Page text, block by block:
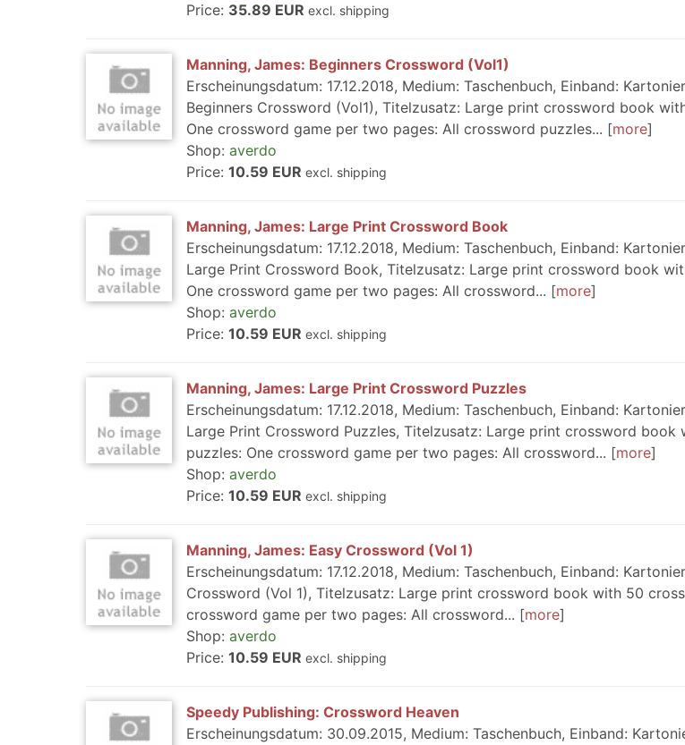
Price: 35.89 EUR excl. shipping
Manning, James: Beginners Crossword (Vol1)
Erscheinungsdatum: 17.12.2018, Medium: Taschenbuch, Einband:
Beginners Crossword (Vol1), Titelzusatz: Large print crossword book
One crossword game per two pages: All crossword puzzles...
more
Shop: averdo
Price: 10.59 EUR excl. shipping
Manning, James: Large Print Crossword Book
Erscheinungsdatum: 17.12.2018, Medium: Taschenbuch, Einband:
Large Print Crossword Book, Titelzusatz: Large print crossword book
One crossword game per two pages: All crossword...
more
Shop: averdo
Price: 10.59 EUR excl. shipping
Manning, James: Large Print Crossword Puzzles
Erscheinungsdatum: 17.12.2018, Medium: Taschenbuch, Einband:
Large Print Crossword Puzzles, Titelzusatz: Large print crossword book
puzzles: One crossword game per two pages: All crossword...
more
Shop: averdo
Price: 10.59 EUR excl. shipping
Manning, James: Easy Crossword (Vol 1)
Erscheinungsdatum: 17.12.2018, Medium: Taschenbuch, Einband:
Crossword (Vol 1), Titelzusatz: Large print crossword book with 50
crossword game per two pages: All crossword...
more
Shop: averdo
Price: 10.59 EUR excl. shipping
Speedy Publishing: Crossword Heaven
Erscheinungsdatum: 30.09.2015, Medium: Taschenbuch, Einband: